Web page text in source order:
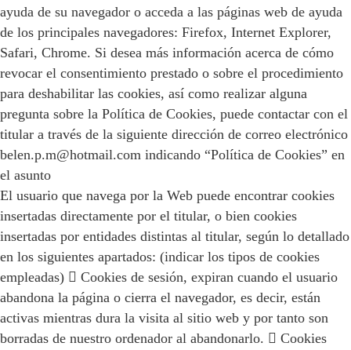
ayuda de su navegador o acceda a las páginas web de ayuda
de los principales navegadores: Firefox, Internet Explorer,
Safari, Chrome. Si desea más información acerca de cómo
revocar el consentimiento prestado o sobre el procedimiento
para deshabilitar las cookies, así como realizar alguna
pregunta sobre la Política de Cookies, puede contactar con el
titular a través de la siguiente dirección de correo electrónico
belen.p.m@hotmail.com indicando “Política de Cookies” en
el asunto
El usuario que navega por la Web puede encontrar cookies
insertadas directamente por el titular, o bien cookies
insertadas por entidades distintas al titular, según lo detallado
en los siguientes apartados: (indicar los tipos de cookies
empleadas)  Cookies de sesión, expiran cuando el usuario
abandona la página o cierra el navegador, es decir, están
activas mientras dura la visita al sitio web y por tanto son
borradas de nuestro ordenador al abandonarlo.  Cookies